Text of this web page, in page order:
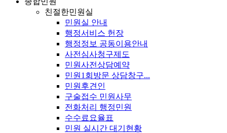
친절한민원실
민원실 안내
행정서비스 헌장
행정정보 공동이용안내
사전심사청구제도
민원사전상담예약
민원1회방문 상담창구...
민원후견인
구술접수 민원사무
전화처리 행정민원
수수료요율표
민원 실시간 대기현황